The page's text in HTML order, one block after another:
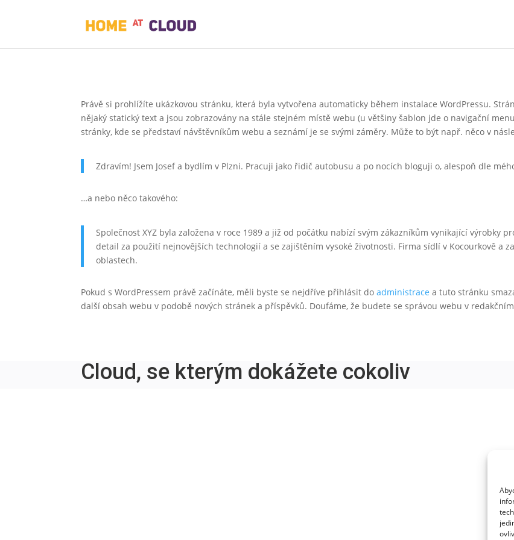
Právě si prohlížíte ukázkovou stránku, která byla vytvořena automaticky během instalace WordPressu.
nějaký statický text a jsou zobrazovány na stále stejném místě webu (u většiny šablon jde o navigační
stránky, kde se představí návštěvníkům webu a seznámí je se svými záměry. Může to být např. něco v
Zdravím! Jsem Josef a bydlím v Plzni. Pracuji jako řidič autobusu a po nocích bloguji o, alespoň dle
…a nebo něco takového:
Společnost XYZ byla založena v roce 1989 a již od počátku nabízí svým zákazníkům vynikající výrobky
detail za použití nejnovějších technologií a se zajištěním vysoké životnosti. Firma sídlí v Kocourkově a
oblastech.
Pokud s WordPressem právě začínáte, měli byste se nejdříve přihlásit doadministrace a tuto stránku
další obsah webu v podobě nových stránek a příspěvků. Doufáme, že budete se správou webu v
Cloud, se kterým dokážete cokoliv